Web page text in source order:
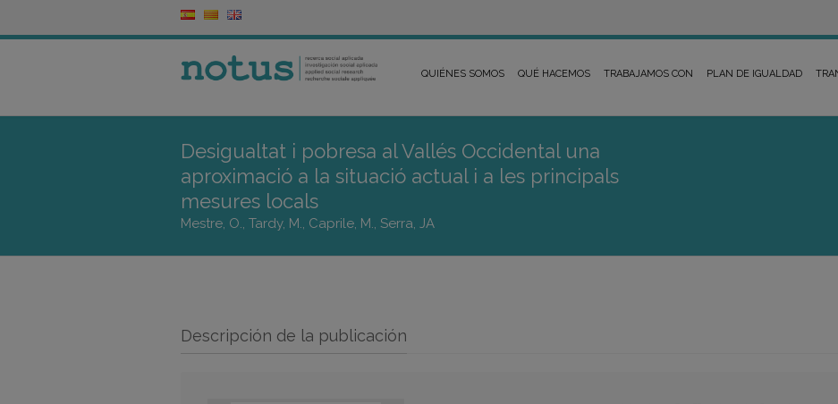
QUIÉNES SOMOS QUÉ HACEMOS TRABAJAMOS CON PLAN DE IGUALDAD
Desigualtat i pobresa al Vallés Occidental una
aproximació a la situació actual i a les principals
mesures locals
Mestre, O., Tardy, M., Caprile, M., Serra, JA
Descripción de la publicación